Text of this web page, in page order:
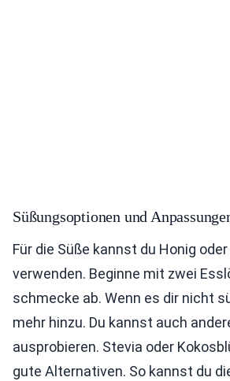
Süßungsoptionen und
Für die Süße kannst du Honig
verwenden. Beginne mit zwei
schmecke ab. Wenn es dir nicht
mehr hinzu. Du kannst auch
ausprobieren. Stevia oder
gute Alternativen. So kannst du